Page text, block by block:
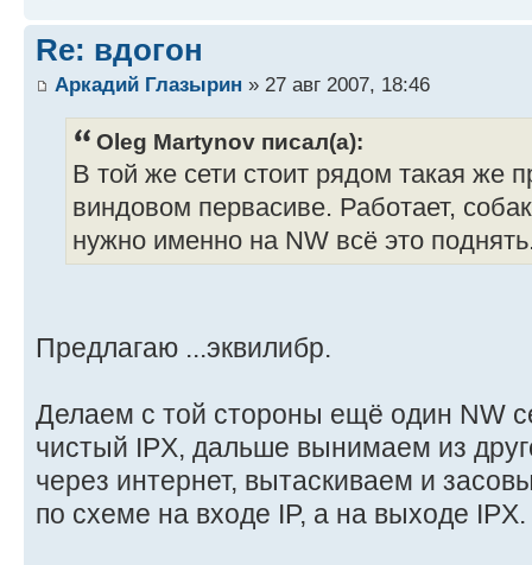
Re: вдогон
Аркадий Глазырин » 27 авг 2007, 18:46
Oleg Martynov писал(а):
В той же сети стоит рядом такая же
виндовом первасиве. Работает,
нужно именно на NW всё это
Предлагаю ...эквилибр.
Делаем с той стороны ещё один NW
чистый IPX, дальше вынимаем из
через интернет, вытаскиваем и
по схеме на входе IP, а на выходе IPX.